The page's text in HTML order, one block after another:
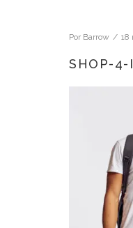
Por Barrow 18
SHOP-4-